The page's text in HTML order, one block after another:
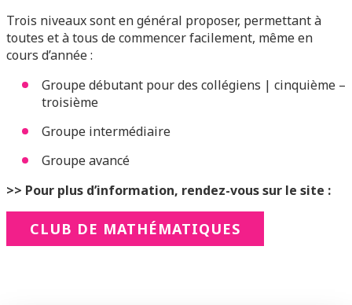
Trois niveaux sont en général proposer, permettant à
toutes et à tous de commencer facilement, même en
cours d’année :
Groupe débutant pour des collégiens | cinquième –
troisième
Groupe intermédiaire
Groupe avancé
>> Pour plus d’information, rendez-vous sur le site :
CLUB DE MATHÉMATIQUES